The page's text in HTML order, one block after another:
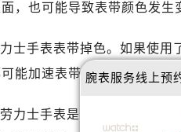
，也可能导致表带颜色发生
士手表表带掉色。如果使用
能加速表带颜色的变化。
力士手表是非常重要的。对
腕表服务线上预